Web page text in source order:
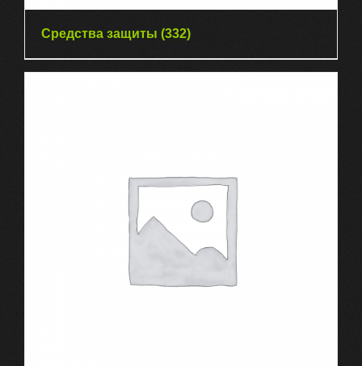
Средства защиты (332)